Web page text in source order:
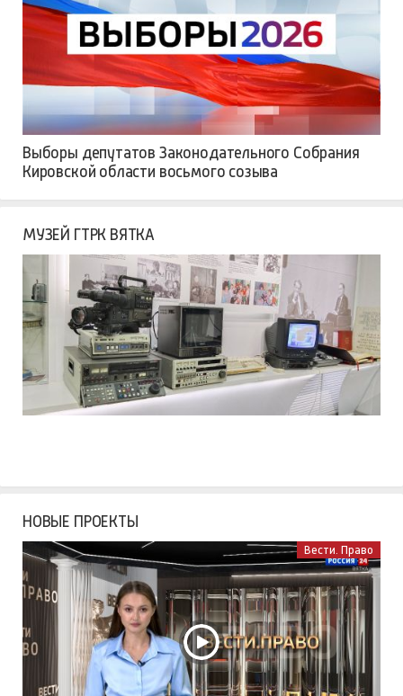
Выборы депутатов Законодательного Собрания
Кировской области восьмого созыва
МУЗЕЙ ГТРК ВЯТКА
НОВЫЕ ПРОЕКТЫ
Вести. Право